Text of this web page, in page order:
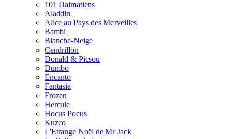
101 Dalmatiens
Aladdin
Alice au Pays des Merveilles
Bambi
Blanche-Neige
Cendrillon
Donald & Picsou
Dumbo
Encanto
Fantasia
Frozen
Hercule
Hocus Pocus
Kuzco
L'Etrange Noël de Mr Jack